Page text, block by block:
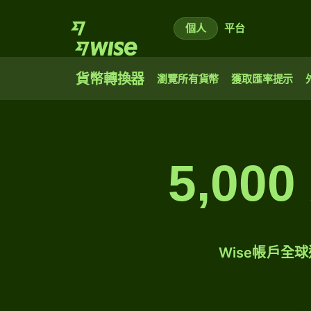
個人 平台
貨幣轉換器 瀏覽所有貨幣 獲取匯率提示
5,000
Wise帳戶全球